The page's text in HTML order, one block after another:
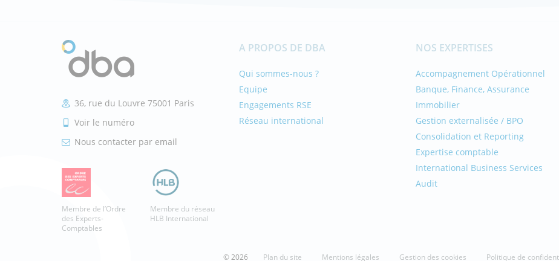
36, rue du Louvre 75001 Paris
Voir le numéro
Nous contacter par email
Membre de l’Ordre
des Experts-
Comptables
Membre du réseau
HLB International
A PROPOS DE DBA
Qui sommes-nous ?
Equipe
Engagements RSE
Réseau international
NOS EXPERTISES
Accompagnement Opérationnel
Banque, Finance, Assurance
Immobilier
Gestion externalisée / BPO
Consolidation et Reporting
Expertise comptable
International Business Services
Audit
© 2026 Plan du site Mentions légales Gestion des cookies Politique de